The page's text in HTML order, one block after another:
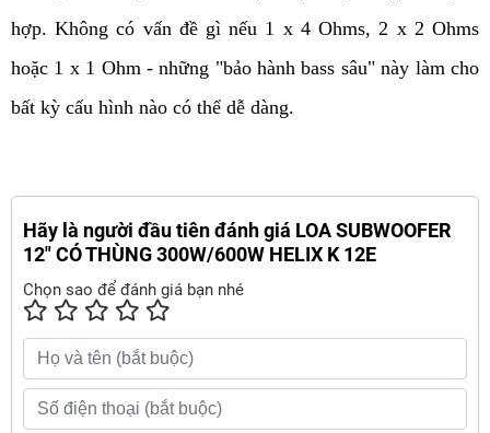
hợp. Không có vấn đề gì nếu 1 x 4 Ohms, 2 x 2 Ohms
hoặc 1 x 1 Ohm - những "bảo hành bass sâu" này làm cho
bất kỳ cấu hình nào có thể dễ dàng.
Hãy là người đầu tiên đánh giá LOA SUBWOOFER
12" CÓ THÙNG 300W/600W HELIX K 12E
Chọn sao để đánh giá bạn nhé